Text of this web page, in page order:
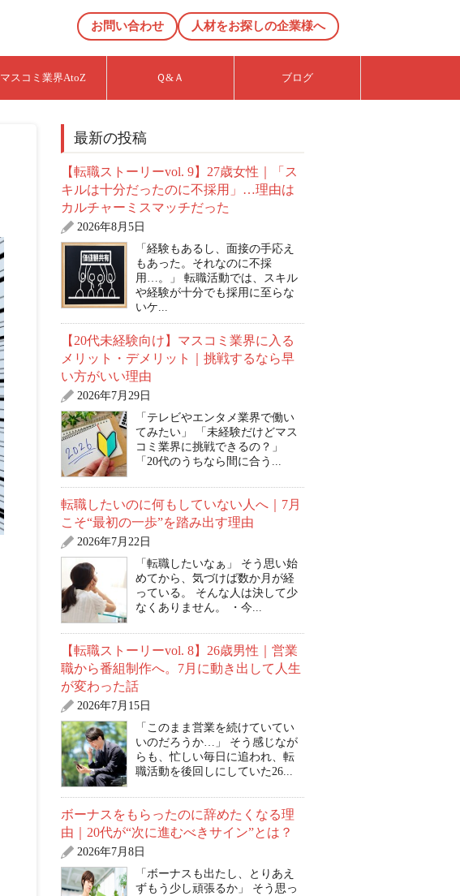
お問い合わせ 人材をお探しの企業様へ
マスコミ業界AtoZ Ｑ&Ａ ブログ
最新の投稿
【転職ストーリーvol. 9】27歳女性｜「ス
キルは十分だったのに不採用」…理由は
カルチャーミスマッチだった
2026年8月5日
「経験もあるし、面接の手応え
もあった。それなのに不採
用…。」 転職活動では、スキル
や経験が十分でも採用に至らな
いケ...
【20代未経験向け】マスコミ業界に入る
メリット・デメリット｜挑戦するなら早
い方がいい理由
2026年7月29日
「テレビやエンタメ業界で働い
てみたい」 「未経験だけどマス
コミ業界に挑戦できるの？」
「20代のうちなら間に合う...
転職したいのに何もしていない人へ｜7月
こそ“最初の一歩”を踏み出す理由
2026年7月22日
「転職したいなぁ」 そう思い始
めてから、気づけば数か月が経
っている。 そんな人は決して少
なくありません。 ・今...
【転職ストーリーvol. 8】26歳男性｜営業
職から番組制作へ。7月に動き出して人生
が変わった話
2026年7月15日
「このまま営業を続けていてい
いのだろうか…」 そう感じなが
らも、忙しい毎日に追われ、転
職活動を後回しにしていた26...
ボーナスをもらったのに辞めたくなる理
由｜20代が“次に進むべきサイン”とは？
2026年7月8日
「ボーナスも出たし、とりあえ
ずもう少し頑張るか」 そう思っ